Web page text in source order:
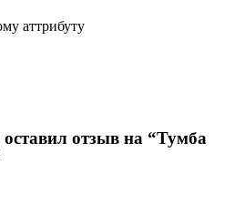
аттрибуту
отзыв на “Тумба